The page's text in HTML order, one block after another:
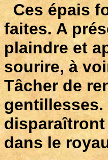
Ces épais
faites. A
plaindre et
sourire, à
Tâcher de
gentillesses.
dans le